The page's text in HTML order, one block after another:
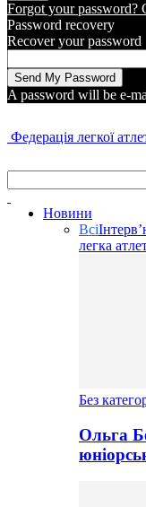
Forgot your password?
Password recovery
Recover your password
A password will be e-
Федерація легкої
Новини
Всі
легка
Без
Ольга